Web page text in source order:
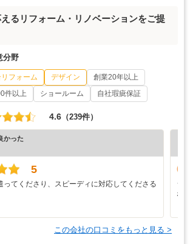
るリフォーム・リノベーションをご提
分野
フォーム デザイン
創業20年以上
件以上 ショールーム 自社瑕疵保証
4.6 （239件）
かった
5
ってくださり、スピーディに対応してくださる
シ
な
この会社の口コミをもっと見る >